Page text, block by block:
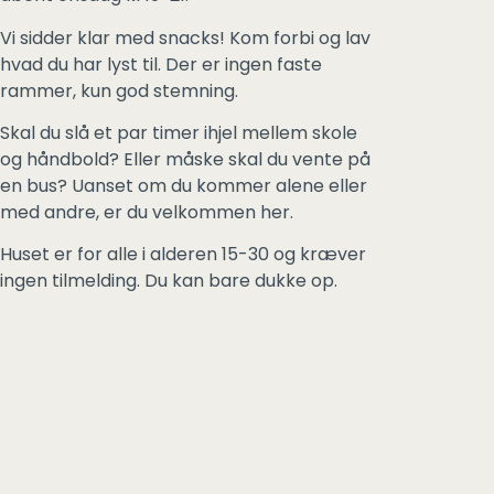
Vi sidder klar med snacks! Kom forbi og lav
hvad du har lyst til. Der er ingen faste
rammer, kun god stemning.
Skal du slå et par timer ihjel mellem skole
og håndbold? Eller måske skal du vente på
en bus? Uanset om du kommer alene eller
med andre, er du velkommen her.
Huset er for alle i alderen 15-30 og kræver
ingen tilmelding. Du kan bare dukke op.